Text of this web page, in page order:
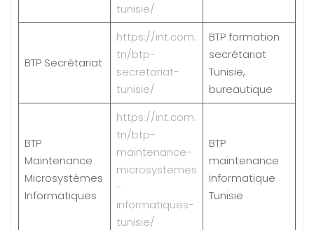
tunisie/
BTP Secrétariat
https://int.com.
tn/btp-
secretariat-
tunisie/
BTP formation
secrétariat
Tunisie,
bureautique
BTP
Maintenance
Microsystèmes
Informatiques
https://int.com.
tn/btp-
maintenance-
microsystemes
-
informatiques-
tunisie/
BTP
maintenance
informatique
Tunisie